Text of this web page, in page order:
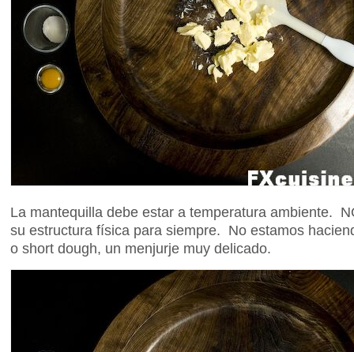
La mantequilla debe estar a temperatura ambiente.
su estructura física para siempre. No estamos
o short dough, un menjurje muy delicado.